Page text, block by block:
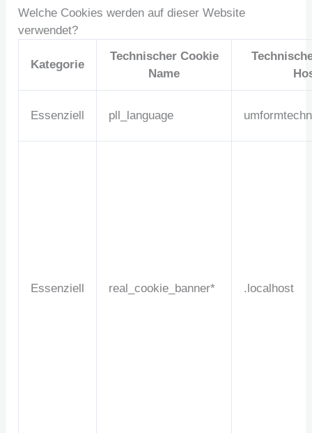
Welche Cookies werden auf dieser Website
verwendet?
Kategorie
Technischer Cookie
Name
Essenziell pll_language
Essenziell real_cookie_banner* .localhost